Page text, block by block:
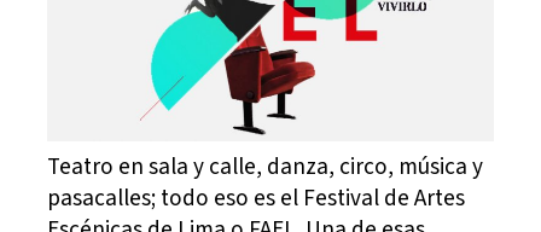
Teatro en sala y calle, danza, circo, música y
pasacalles; todo eso es el Festival de Artes